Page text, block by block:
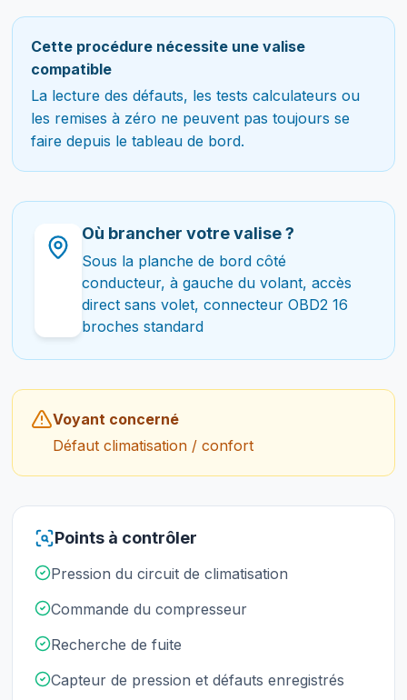
Cette procédure nécessite une valise
compatible
La lecture des défauts, les tests calculateurs ou
les remises à zéro ne peuvent pas toujours se
faire depuis le tableau de bord.
Où brancher votre valise ?
Sous la planche de bord côté
conducteur, à gauche du volant, accès
direct sans volet, connecteur OBD2 16
broches standard
Voyant concerné
Défaut climatisation / confort
Points à contrôler
Pression du circuit de climatisation
Commande du compresseur
Recherche de fuite
Capteur de pression et défauts enregistrés